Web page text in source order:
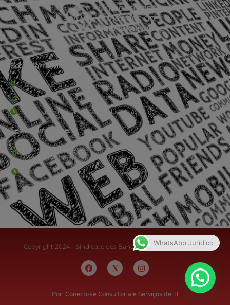
Sede Barra Mansa
Rua Rio Branco, nº107 (2º andar), Centro - Cep: 27.330-030
(24) 3323-2848 ou (24) 3323-2500
De segunda à sexta-feira , das 9h às 17h.
Sede Campestre:
Estrada Governador Chagas Freitas – 3.780 – Colônia Santo
Antônio – Barra Mansa
De terça-feira a domingo, das 9h às 17h
Copyright 2024 - Sindicato dos Bancários do Sul Fluminense
Por: Conecti-se Consultoria e Serviços de TI
WhatsApp Jurídico